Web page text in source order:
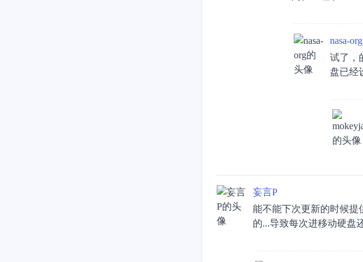
nasa-org
试了，
盘已经
妄言P
能不能下次更新的时候提
的...导致每次进移动硬盘